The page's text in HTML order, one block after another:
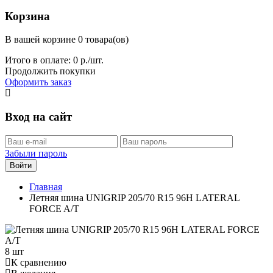
Корзина
В вашей корзине 0 товара(ов)
Итого в оплате: 0 р./шт.
Продолжить покупки
Оформить заказ
Вход на сайт
Забыли пароль
Войти
Главная
Летняя шина UNIGRIP 205/70 R15 96H LATERAL
FORCE A/T
8 шт
К сравнению